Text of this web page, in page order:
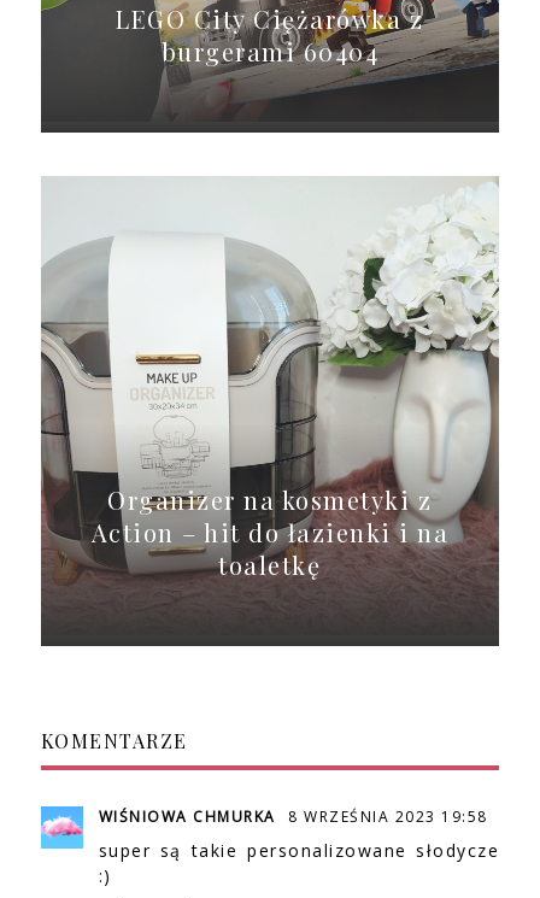
LEGO City Ciężarówka z
burgerami 60404
Organizer na kosmetyki z
Action – hit do łazienki i na
toaletkę
KOMENTARZE
WIŚNIOWA CHMURKA 8 WRZEŚNIA 2023 19:58
super są takie personalizowane słodycze
:)